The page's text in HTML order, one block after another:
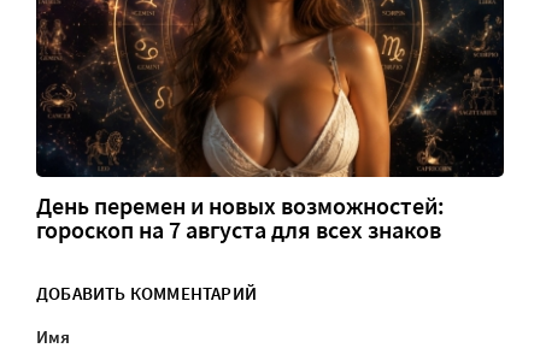
День перемен и новых возможностей:
гороскоп на 7 августа для всех знаков
ДОБАВИТЬ КОММЕНТАРИЙ
Имя